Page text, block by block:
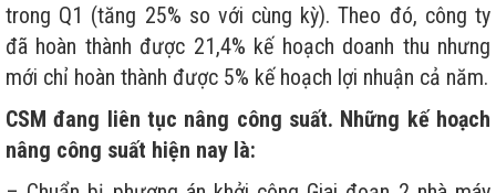
trong Q1 (tăng 25% so với cùng kỳ). Theo đó, công ty
đã hoàn thành được 21,4% kế hoạch doanh thu nhưng
mới chỉ hoàn thành được 5% kế hoạch lợi nhuận cả năm.
CSM đang liên tục nâng công suất. Những kế hoạch
nâng công suất hiện nay là: